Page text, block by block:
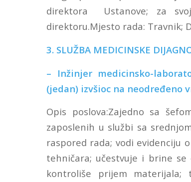
direktora Ustanove; za
direktoru.Mjesto rada: Travnik;
3. SLUŽBA MEDICINSKE
– Inžinjer medicinsko-
(jedan) izvšioc na neodređeno
Opis poslova:Zajedno sa
zaposlenih u službi sa
raspored rada; vodi evidenciju
tehničara; učestvuje i brine
kontroliše prijem